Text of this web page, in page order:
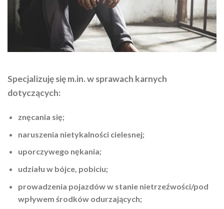
Specjalizuję się m.in. w sprawach karnych
dotyczących:
znęcania się;
naruszenia nietykalności cielesnej;
uporczywego nękania;
udziału w bójce, pobiciu;
prowadzenia pojazdów w stanie nietrzeźwości/pod
wpływem środków odurzających;